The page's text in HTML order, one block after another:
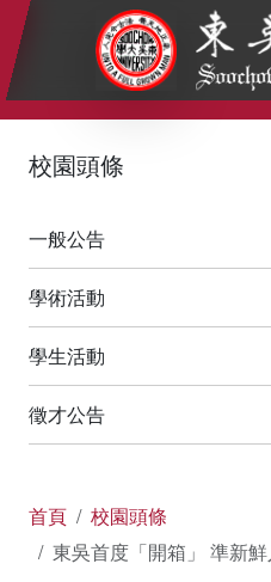
:::
校園頭條
一般公告
學術活動
學生活動
徵才公告
首頁
校園頭條
東吳首度「開箱」 準新